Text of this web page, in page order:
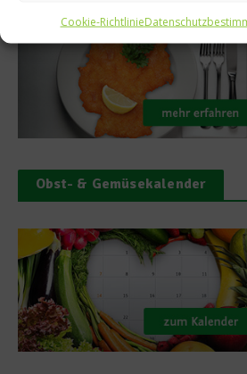
Cookie-Richtlinie
Obst- & Gemüsekalender